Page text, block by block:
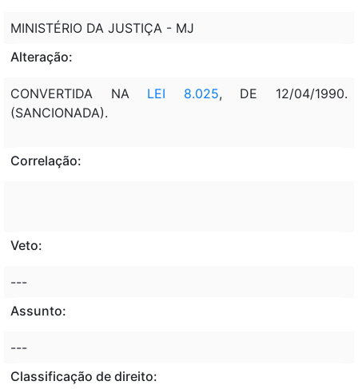
MINISTÉRIO DA JUSTIÇA - MJ
Alteração:
CONVERTIDA NA LEI 8.025, DE 12/04/1990.
(SANCIONADA).
Correlação:
Veto:
---
Assunto:
---
Classificação de direito: